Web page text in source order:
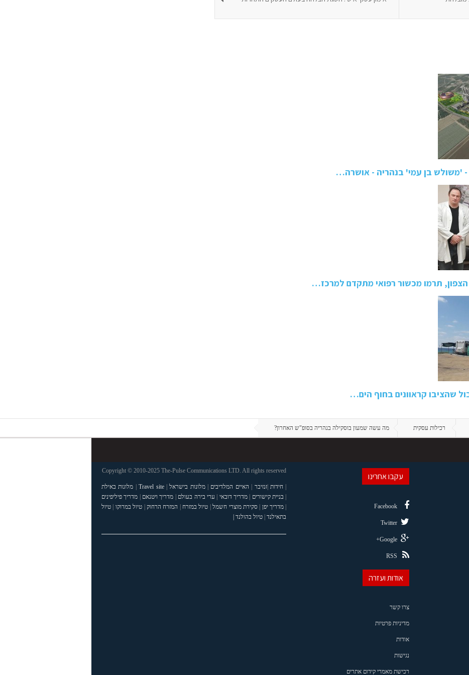
- 'משולש בן עמי' בנהריה - אושרה…
תרמו מכשור רפואי מתקדם למרכז…
רכילות עסקית מה עשה שמעון בוסקילה בנהריה בסופ"ש האחרון?
עקבו אחרינו
Facebook
Twitter
Google+
RSS
אודות ועזרה
צרו קשר
מדיניות פרטיות
אודות
נגישות
רכישת מאמרי קידום אתרים
Copyright © 2010-2025 The-Pulse Communications LTD. All rights reserved
| חידות |זנזיבר | האיים המלדיבים |מלונות בישראל|
Travel site
| מלונות באילת
| בניית קישורים |מדריך דובאי | ערי בירה בעולם | מדריך ויטנאם | מדריך פיליפינים
| מדריך יפן |סקירת מוצרי חשמל| טיול במזרח | המזרח הרחוק | טיול במרוקו | טיול
בתאילנד| טיול בהולנד |